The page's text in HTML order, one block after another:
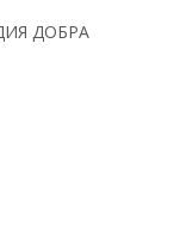
ДОБРА